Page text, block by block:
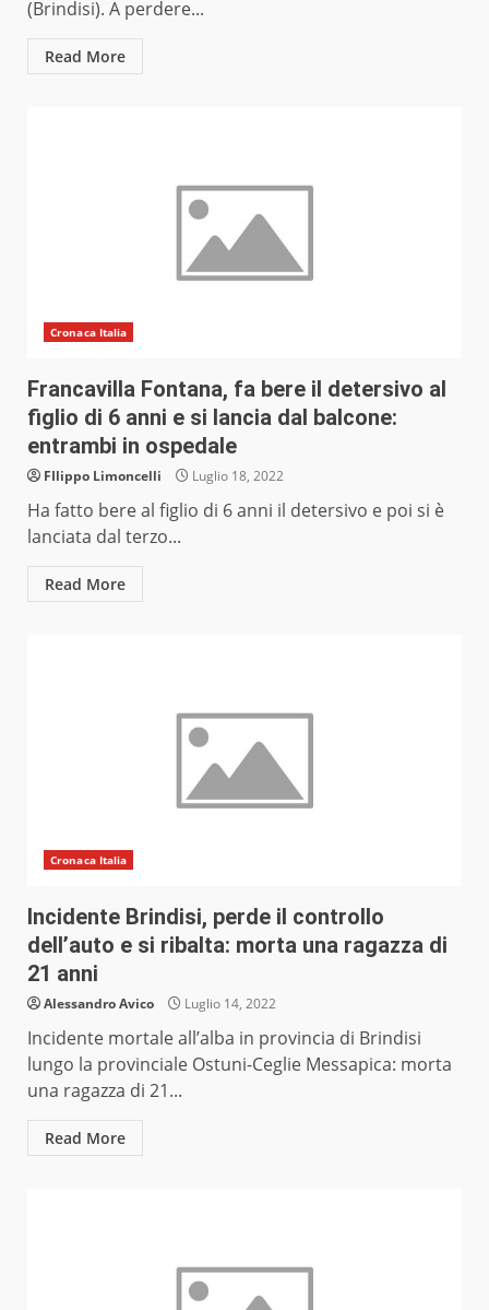
(Brindisi). A perdere...
Read More
Cronaca Italia
Francavilla Fontana, fa bere il detersivo al
figlio di 6 anni e si lancia dal balcone:
entrambi in ospedale
FIlippo Limoncelli Luglio 18, 2022
Ha fatto bere al figlio di 6 anni il detersivo e poi si è
lanciata dal terzo...
Read More
Cronaca Italia
Incidente Brindisi, perde il controllo
dell’auto e si ribalta: morta una ragazza di
21 anni
Alessandro Avico Luglio 14, 2022
Incidente mortale all’alba in provincia di Brindisi
lungo la provinciale Ostuni-Ceglie Messapica: morta
una ragazza di 21...
Read More